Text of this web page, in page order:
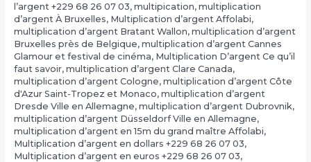
l’argent +229 68 26 07 03, multipication, multiplication
d’argent À Bruxelles, Multiplication d’argent Affolabi,
multiplication d’argent Bratant Wallon, multiplication d’argent
Bruxelles près de Belgique, multiplication d’argent Cannes
Glamour et festival de cinéma, Multiplication D’argent Ce qu’il
faut savoir, multiplication d’argent Clare Canada,
multiplication d’argent Cologne, multiplication d’argent Côte
d'Azur Saint-Tropez et Monaco, multiplication d’argent
Dresde Ville en Allemagne, multiplication d’argent Dubrovnik,
multiplication d’argent Düsseldorf Ville en Allemagne,
multiplication d’argent en 15m du grand maître Affolabi,
Multiplication d’argent en dollars +229 68 26 07 03,
Multiplication d’argent en euros +229 68 26 07 03,